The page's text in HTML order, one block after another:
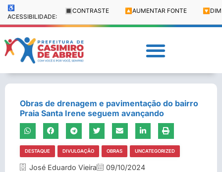
♿
ACESSIBILIDADE:
🔳 CONTRASTE 🔼 AUMENTAR FONTE 🔽
Obras de drenagem e pavimentação do bairro
Praia Santa Irene seguem avançando
DESTAQUE DIVULGAÇÃO OBRAS UNCATEGORIZED
José Eduardo Vieira 09/10/2024